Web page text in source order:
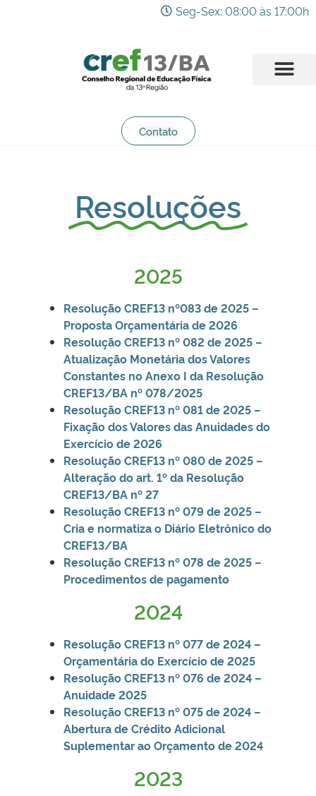
Seg-Sex: 08:00 às 17:00h
Contato
Resoluções
2025
Resolução CREF13 nº083 de 2025 –
Proposta Orçamentária de 2026
Resolução CREF13 nº 082 de 2025 –
Atualização Monetária dos Valores
Constantes no Anexo I da Resolução
CREF13/BA nº 078/2025
Resolução CREF13 nº 081 de 2025 –
Fixação dos Valores das Anuidades do
Exercício de 2026
Resolução CREF13 nº 080 de 2025 –
Alteração do art. 1º da Resolução
CREF13/BA nº 27
Resolução CREF13 nº 079 de 2025 –
Cria e normatiza o Diário Eletrônico do
CREF13/BA
Resolução CREF13 nº 078 de 2025 –
Procedimentos de pagamento
2024
ResoluçãoCREF13 nº 077 de 2024 –
Orçamentária do Exercício de 2025
Resolução CREF13 nº 076 de 2024 –
Anuidade 2025
Resolução CREF13 nº 075 de 2024 –
Abertura de Crédito Adicional
Suplementar ao Orçamento de 2024
2023